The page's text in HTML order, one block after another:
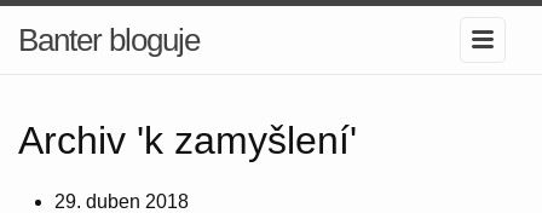
Banter bloguje
Archiv 'k zamyšlení'
29. duben 2018